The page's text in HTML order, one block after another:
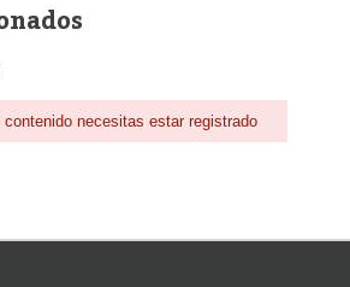
contenido necesitas estar registrado